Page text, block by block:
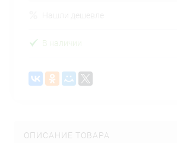
В наличии
ОПИСАНИЕ ТОВАРА